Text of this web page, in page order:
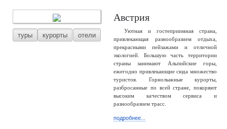
туры курорты отели
Австрия
Уютная и гостеприимная страна,
привлекающая разнообразием отдыха,
прекрасными пейзажами и отличной
экологией. Большую часть территории
страны занимают Альпийские горы,
ежегодно привлекающие сюда множество
туристов. Горнолыжные курорты,
разбросанные по всей стране, покоряют
высоким качеством сервиса и
разнообразием трасс.
подробнее...